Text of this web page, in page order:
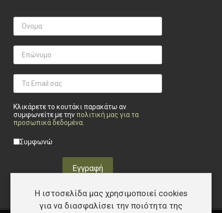
Κλικάρετε το κουτάκι παρακάτω αν
συμφωνείτε με τηνπολιτική μας για τα
προσωπικά δεδομένα.
Privacy checkbox
Συμφωνώ
Εγγραφή
Η ιστοσελίδα μας χρησιμοποιεί cookies
για να διασφαλίσει την ποιότητα της